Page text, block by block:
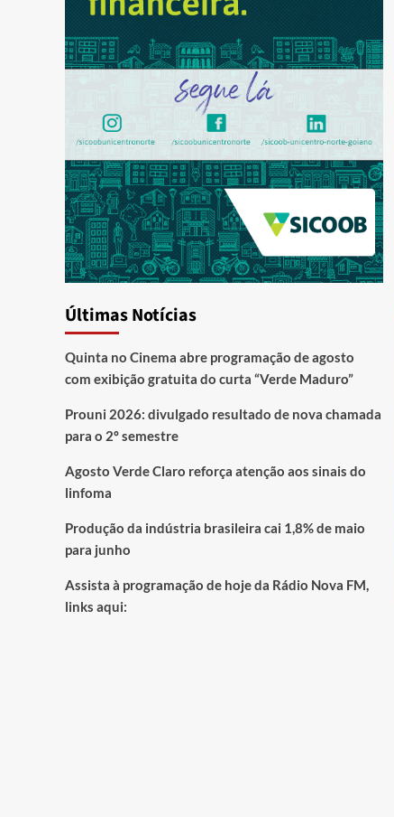
Últimas Notícias
Quinta no Cinema abre programação de agosto
com exibição gratuita do curta “Verde Maduro”
Prouni 2026: divulgado resultado de nova chamada
para o 2º semestre
Agosto Verde Claro reforça atenção aos sinais do
linfoma
Produção da indústria brasileira cai 1,8% de maio
para junho
Assista à programação de hoje da Rádio Nova FM,
links aqui: